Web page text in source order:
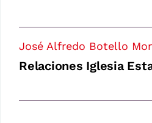
José Alfredo Botello
Relaciones Iglesia